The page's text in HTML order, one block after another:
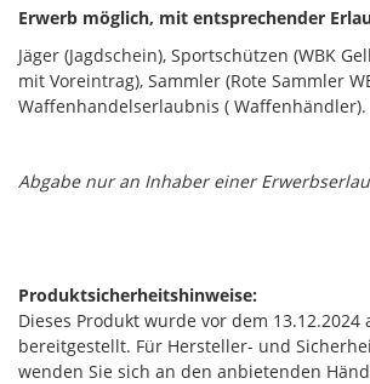
Erwerb möglich, mit entsprechender
Jäger (Jagdschein), Sportschützen (WBK
mit Voreintrag), Sammler (Rote Sammler
Waffenhandelserlaubnis ( Waffenhändler).
Abgabe nur an Inhaber einer
Produktsicherheitshinweise:
Dieses Produkt wurde vor dem
bereitgestellt. Für Hersteller- und
wenden Sie sich an den anbietenden